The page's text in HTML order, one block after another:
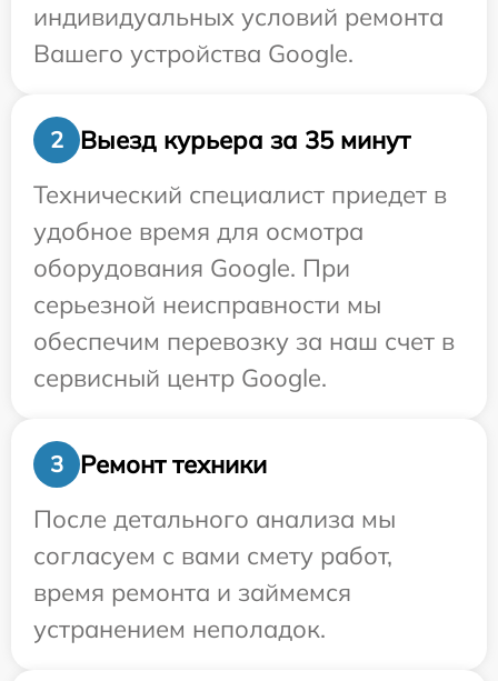
индивидуальных условий ремонта
Вашего устройства Google.
2
Выезд курьера за 35 минут
Технический специалист приедет в
удобное время для осмотра
оборудования Google. При
серьезной неисправности мы
обеспечим перевозку за наш счет в
сервисный центр Google.
3
Ремонт техники
После детального анализа мы
согласуем с вами смету работ,
время ремонта и займемся
устранением неполадок.